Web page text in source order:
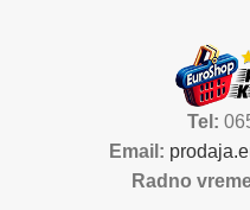
Tel:
Email:
Radno